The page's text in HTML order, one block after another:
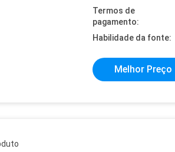
Termos de
pagamento:
Habilidade da fonte:
Melhor Preço